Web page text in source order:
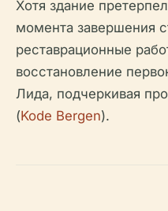
Хотя здание
момента завершения
реставрационные
восстановление
Лида, подчеркивая
(Kode Bergen).